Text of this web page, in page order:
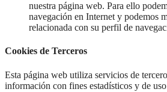
nuestra página web. Para ello
navegación en Internet y podemos
relacionada con su perfil de
Cookies de Terceros
Esta página web utiliza servicios de
información con fines estadísticos y de